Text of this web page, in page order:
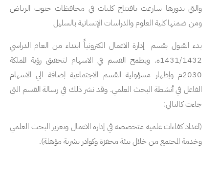
والتي بدورها سارعت بافتتاح كليات في محافظات جنوب الرياض
ومن ضمنها كلية العلوم والدراسات الإنسانية بالسليل
بدء القبول بقسم إدارة الاعمال الكترونياً ابتداء من العام الدراسي
1431/1432ه. ويطمح القسم في الاسهام لتحقيق رؤية المملكة
2030م وإظهار مسؤولية القسم الاجتماعية إضافة الي الاسهام
الفاعل في أنشطة البحث العلمي. وقد نشر ذلك في رسالة القسم التي
جاءت كالتالي:
(اعداد كفاءات علمية متخصصة في إدارة الاعمال وتعزيز البحث العلمي
وخدمة المجتمع من خلال بيئة محفزة وكوادر بشرية مؤهلة).